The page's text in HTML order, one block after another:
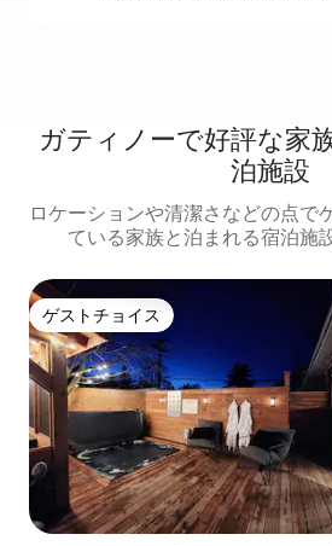
ガティノーで好評な家
泊施設
ロケーションや清潔さなどの点で
ている家族と泊まれる宿泊施
ゲストチョイス
ゲストチョイス